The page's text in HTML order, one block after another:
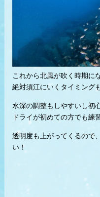
これから北風が吹く時期に
絶対須江にいくタイミング
水深の調整もしやすいし初
ドライが初めての方でも練
透明度も上がってくるので
い！